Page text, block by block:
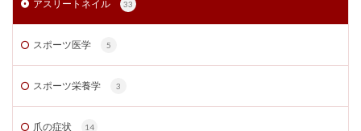
アスリートネイル 33
スポーツ医学 5
スポーツ栄養学 3
爪の症状 14